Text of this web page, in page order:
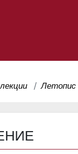
Летопис